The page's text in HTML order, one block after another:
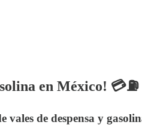
en México! 💳⛽️
de despensa y